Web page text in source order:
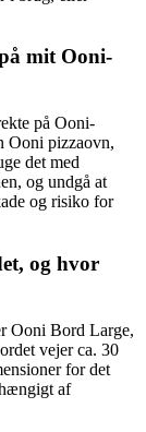
mit Ooni-
på Ooni-
Ooni pizzaovn,
det med
og undgå at
og risiko for
og hvor
Ooni Bord Large,
vejer ca. 30
for det
af